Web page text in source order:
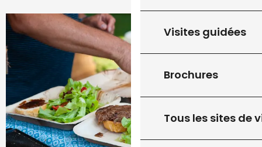
Visites guidées
Brochures
Tous les sites de